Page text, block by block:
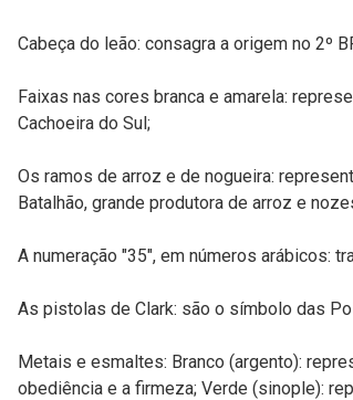
Cabeça do leão: consagra a origem no 2º
Faixas nas cores branca e amarela:
Cachoeira do Sul;
Os ramos de arroz e de nogueira:
Batalhão, grande produtora de arroz e
A numeração "35", em números arábicos:
As pistolas de Clark: são o símbolo das
Metais e esmaltes: Branco (argento):
obediência e a firmeza; Verde (sinople):